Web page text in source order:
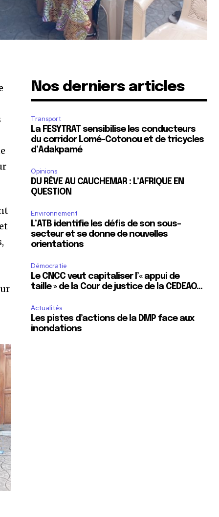
Nos derniers articles
Transport
La FESYTRAT sensibilise les conducteurs
du corridor Lomé-Cotonou et de tricycles
d’Adakpamé
Opinions
DU RÊVE AU CAUCHEMAR : L’AFRIQUE EN
QUESTION
Environnement
L’ATB identifie les défis de son sous-
secteur et se donne de nouvelles
orientations
Démocratie
Le CNCC veut capitaliser l’« appui de
taille » de la Cour de justice de la CEDEAO…
Actualités
Les pistes d’actions de la DMP face aux
inondations